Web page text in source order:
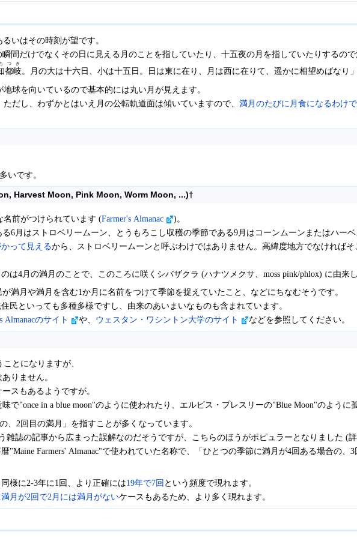
いはその時刻が望です。
間だけでなくその日に見える月のことを指していたり、十五夜の月を指していたりするので
都岐
つき
。月の大は十六日、小は十五日。日は東に在り、月は西に在りて、遥かに相望めばなり
球を向いているので基本的には丸い月が見えます。
だし、わずかとはいえ月の公転軌道面は傾いていますので、 満月のたびに月食になるわけ
いです。
Harvest Moon, Pink Moon, Worm Moon, ...)†
名前がつけられています (Farmer's Almanac
)。
6月はストロベリームーン、とうもろこし収穫の季節である9月はコーンムーンまたはハー
って見えるから、ストロベリームーンと呼ぶわけではありません。高緯度地方でなければ
は4月の満月のことで、このころに咲くシバザクラ (ハナツメクサ、moss pink/phlox) に由来し
満月や満月を含む1か月に名前をつけて季節を捉えていたこと、などにちなむそうです。
民といっても多種多様ですし、由来のあいまいなものも含まれています。
Almanacのサイト や、 ウェスタン・ワシントン大学のサイト などを参照してください。
とになりますが、
りません。
スもあるようですが。
で"once in a blue moon"のように使われたり、エルビス・プレスリーの"Blue Moon"のように
、2回目の満月」を指すことが多くなっています。
雑誌の記事から広まった誤解なのだそうですが、こちらのほうがポピュラーとなりました (詳
"Maine Farmers' Almanac"で使われていた名称で、「ひとつの季節に満月が4回ある場合の、
同様に2-3年に1回、より正確には19年で7回 という頻度で現れます。
月が2回で2月には満月がないケースもあるため、より多く現れます。